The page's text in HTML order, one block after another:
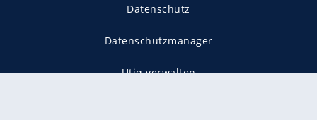
Datenschutz
Datenschutzmanager
Utiq verwalten